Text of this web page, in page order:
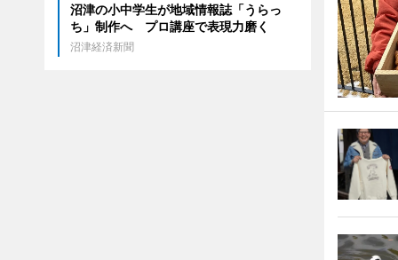
沼津の小中学生が地域情報誌「うらっ
ち」制作へ プロ講座で表現力磨く
沼津経済新聞